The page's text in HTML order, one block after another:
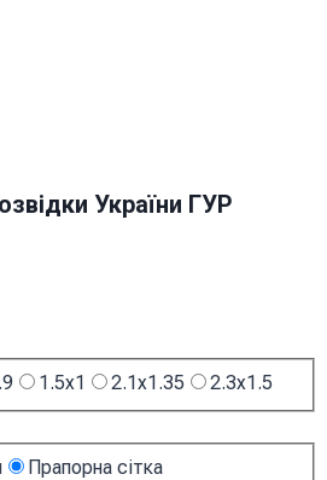
України ГУР
1.5x1 2.1x1.35
2.3x1.5
Прапорна сітка